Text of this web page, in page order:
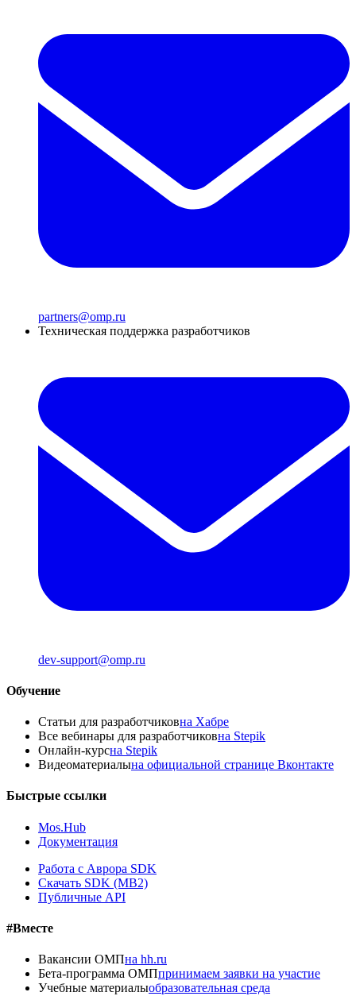
partners@omp.ru
Техническая поддержка разработчиков
dev-support@omp.ru
Обучение
Статьи для разработчиковна Хабре
Все вебинары для разработчиковна Stepik
Онлайн-курсна Stepik
Видеоматериалына официальной странице Вконтакте
Быстрые ссылки
Mos.Hub
Документация
Работа с Аврора SDK
Скачать SDK (MB2)
Публичные API
#Вместе
Вакансии ОМПна hh.ru
Бета-программа ОМПпринимаем заявки на участие
Учебные материалыобразовательная среда